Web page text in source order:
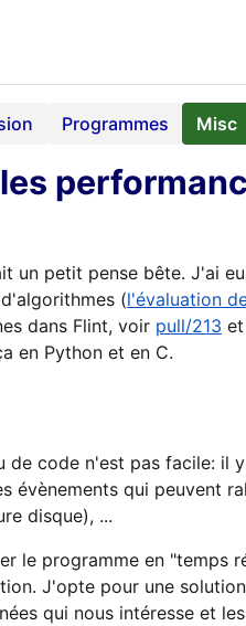
Programmes Misc
un petit pense bête. J'ai
(l'évaluation
dans Flint, voir pull/213 et
en Python et en C.
de code n'est pas facile: il
évènements qui peuvent
disque), ...
le programme en "temps
J'opte pour une
qui nous intéresse et